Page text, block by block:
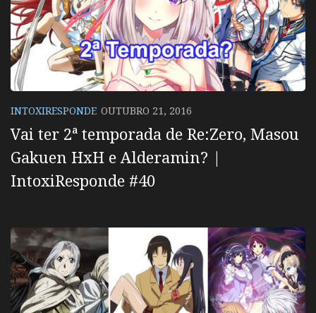
INTOXIRESPONDE OUTUBRO 21, 2016
Vai ter 2ª temporada de Re:Zero, Masou
Gakuen HxH e Alderamin? |
IntoxiResponde #40